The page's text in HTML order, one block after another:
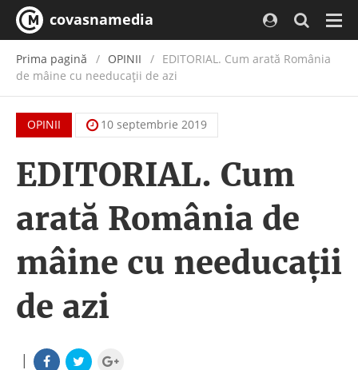
covasnamedia
Prima pagină OPINII
EDITORIAL. Cum arată România
de mâine cu needucaţii de azi
OPINII 10 septembrie 2019
EDITORIAL. Cum
arată România de
mâine cu needucaţii
de azi
|